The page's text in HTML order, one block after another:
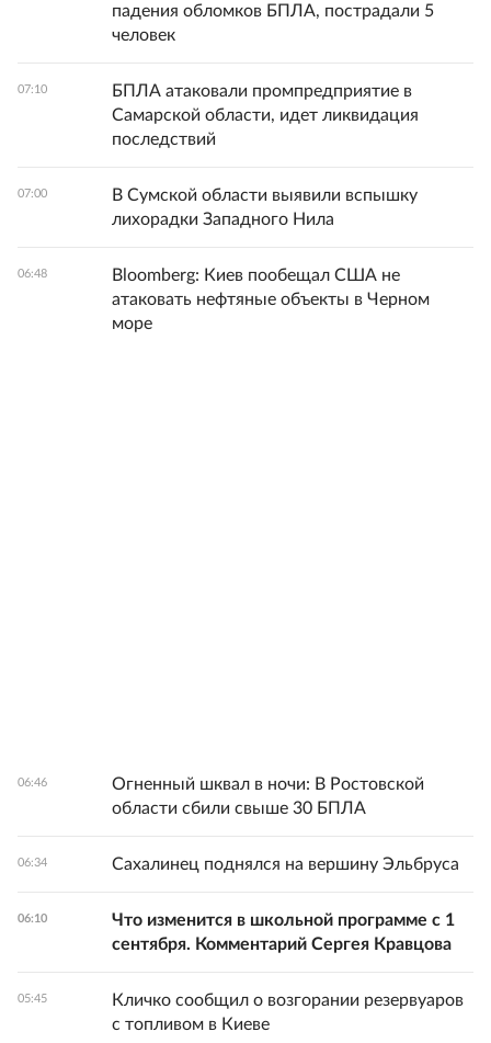
падения обломков БПЛА, пострадали 5
человек
07:10
БПЛА атаковали промпредприятие в
Самарской области, идет ликвидация
последствий
07:00
В Сумской области выявили вспышку
лихорадки Западного Нила
06:48
Bloomberg: Киев пообещал США не
атаковать нефтяные объекты в Черном
море
06:46
Огненный шквал в ночи: В Ростовской
области сбили свыше 30 БПЛА
06:34 Сахалинец поднялся на вершину Эльбруса
06:10
Что изменится в школьной программе с 1
сентября. Комментарий Сергея Кравцова
05:45
Кличко сообщил о возгорании резервуаров
с топливом в Киеве